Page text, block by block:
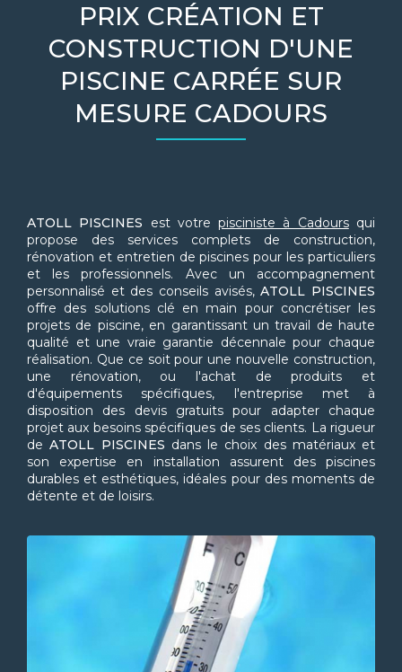
PRIX CRÉATION ET
CONSTRUCTION D'UNE
PISCINE CARRÉE SUR
MESURE CADOURS
ATOLL PISCINES est votrepisciniste à Cadoursqui
propose des services complets de construction,
rénovation et entretien de piscines pour les particuliers
et les professionnels. Avec un accompagnement
personnalisé et des conseils avisés,ATOLL PISCINES
offre des solutions clé en main pour concrétiser les
projets de piscine, en garantissant un travail de haute
qualité et une vraie garantie décennale pour chaque
réalisation. Que ce soit pour une nouvelle construction,
une rénovation, ou l'achat de produits et
d'équipements spécifiques, l'entreprise met à
disposition des devis gratuits pour adapter chaque
projet aux besoins spécifiques de ses clients. La rigueur
deATOLL PISCINES dans le choix des matériaux et
son expertise en installation assurent des piscines
durables et esthétiques, idéales pour des moments de
détente et de loisirs.